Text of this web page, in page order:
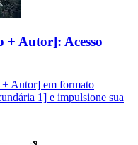
+ Autor]: Acesso
+ Autor] em formato
1] e impulsione sua